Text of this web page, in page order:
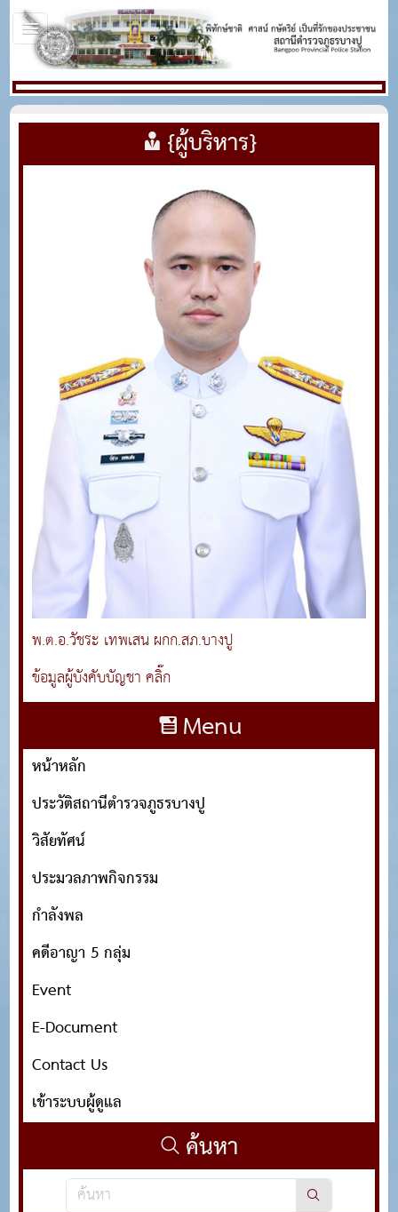
{ผู้บริหาร}
พ.ต.อ.วัชระ เทพเสน ผกก.สภ.บางปู
ข้อมูลผู้บังคับบัญชา คลิ๊ก
Menu
หน้าหลัก
ประวัติสถานีตำรวจภูธรบางปู
วิสัยทัศน์
ประมวลภาพกิจกรรม
กำลังพล
คดีอาญา 5 กลุ่ม
Event
E-Document
Contact Us
เข้าระบบผู้ดูแล
ค้นหา